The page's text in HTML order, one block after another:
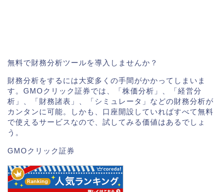
無料で財務分析ツールを導入しませんか？
財務分析をするには大変多くの手間がかかってしまいま
す。GMOクリック証券では、「株価分析」、「経営分
析」、「財務諸表」、「シミュレータ」などの財務分析が
カンタンに可能。しかも、口座開設していればすべて無料
で使えるサービスなので、試してみる価値はあるでしょ
う。
GMOクリック証券